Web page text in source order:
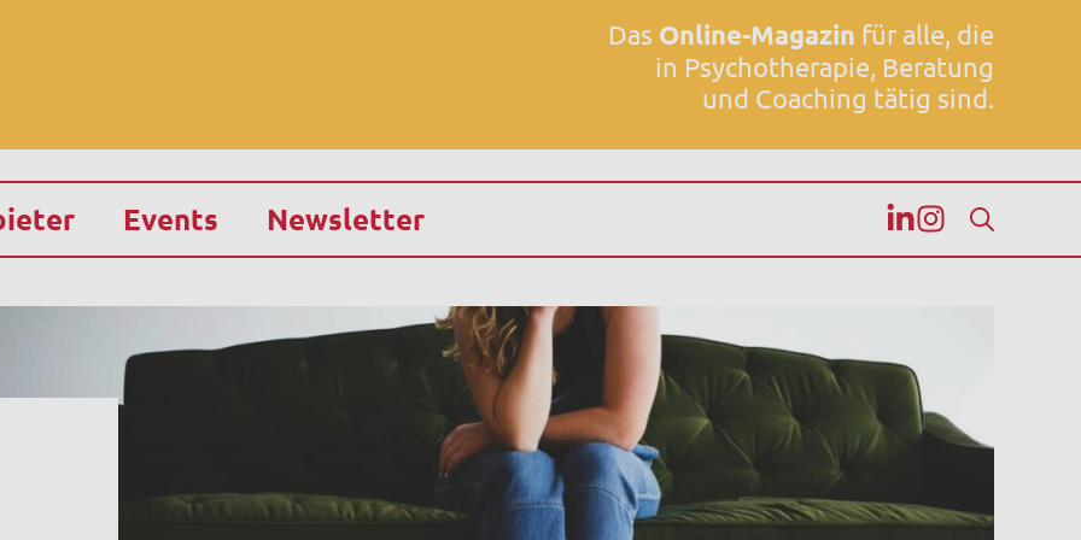
Das Online-Magazin für alle, die
in Psychotherapie, Beratung
und Coaching tätig sind.
Events Newsletter